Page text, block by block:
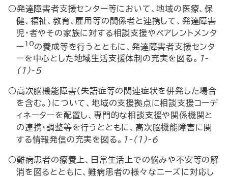
○発達障害者支援センター等において、地域の医療、保
健、福祉、教育、雇用等の関係者と連携して、発達障害
児・者やその家族に対する相談支援やペアレントメンタ
ー10の養成等を行うとともに、発達障害者支援センタ
ーを中心とした地域生活支援体制の充実を図る。 1-
(1)-5
○高次脳機能障害（失語症等の関連症状を併発した場合
を含む。）について、地域の支援拠点に相談支援コーデ
ィネーターを配置し、専門的な相談支援や関係機関と
の連携・調整等を行うとともに、高次脳機能障害に関
する情報発信の充実を図る。 1-(1)-6
○難病患者の療養上、日常生活上での悩みや不安等の解
消を図るとともに、難病患者の様々なニーズに対応し